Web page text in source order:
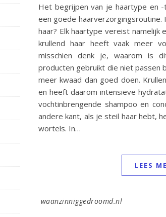
Het begrijpen van je haartype en
een goede haarverzorgingsroutine.
haar? Elk haartype vereist namelijk
krullend haar heeft vaak meer
misschien denk je, waarom is
producten gebruikt die niet passen
meer kwaad dan goed doen.
en heeft daarom intensieve
vochtinbrengende shampoo en
andere kant, als je steil haar hebt,
wortels. In…
LEES
waanzinniggedroomd.nl